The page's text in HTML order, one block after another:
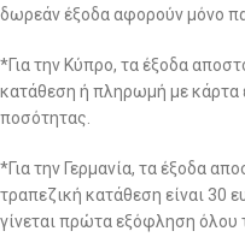
δωρεάν έξοδα αφορούν μόνο
*Για την Κύπρο, τα έξοδα
κατάθεση ή πληρωμή με κάρτα
ποσότητας.
*Για την Γερμανία, τα έξοδα
τραπεζική κατάθεση είναι 30
γίνεται πρώτα εξόφληση όλου